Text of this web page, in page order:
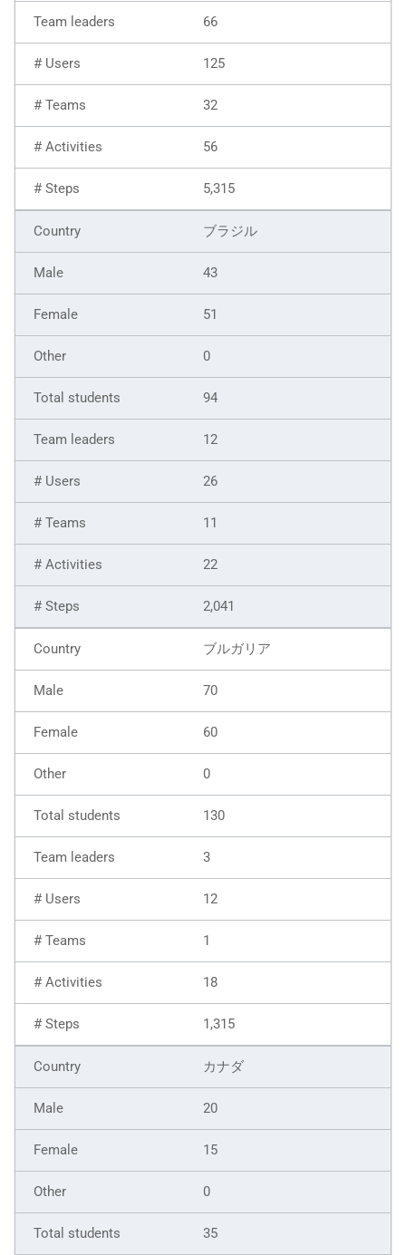
66
125
32
56
5,315
ブラジル
43
51
0
94
12
26
11
22
2,041
ブルガリア
70
60
0
130
3
12
1
18
1,315
カナダ
20
15
0
35